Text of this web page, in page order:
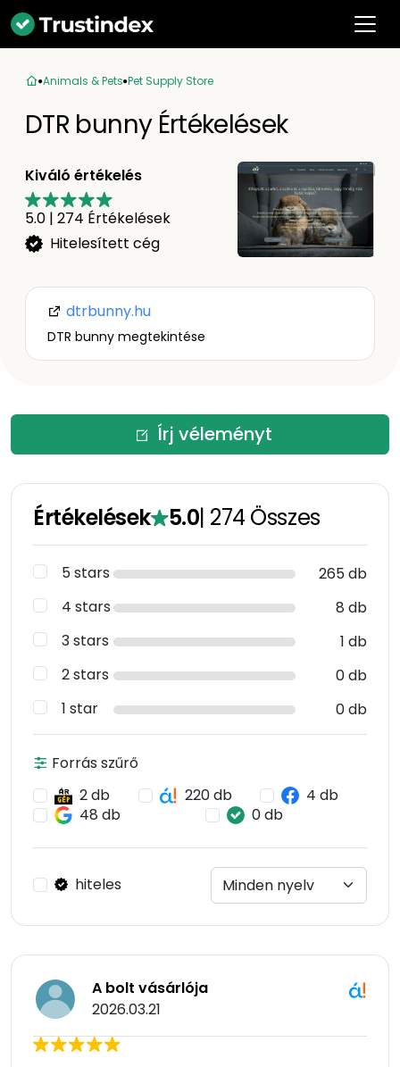
Animals & Pets Pet Supply Store
DTR bunny Értékelések
Kiváló értékelés
5.0 | 274 Értékelések
Hitelesített cég
dtrbunny.hu
DTR bunny megtekintése
Írj véleményt
Értékelések 5.0| 274 Összes
5 stars
265 db
4 stars
8 db
3 stars
1 db
2 stars
0 db
1 star
0 db
Forrás szűrő
2 db
220 db
4 db
48 db
0 db
hiteles
A bolt vásárlója
2026.03.21